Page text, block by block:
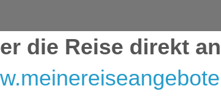
die Reise direkt